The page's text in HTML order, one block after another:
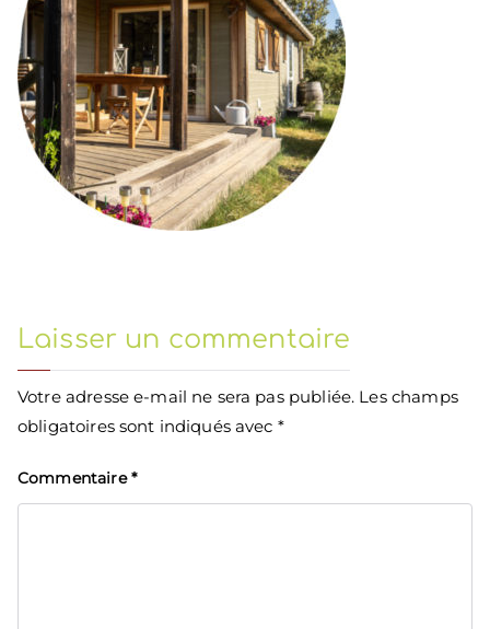
Laisser un commentaire
Votre adresse e-mail ne sera pas publiée. Les champs
obligatoires sont indiqués avec *
Commentaire*